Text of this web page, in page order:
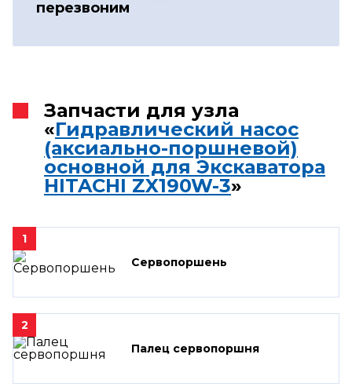
перезвоним
Запчасти для узла
«Гидравлический насос
(аксиально-поршневой)
основной для Экскаватора
HITACHI ZX190W-3»
1
Сервопоршень
2
Палец сервопоршня